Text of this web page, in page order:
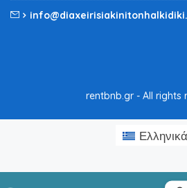
rentbnb.gr - All rights
Ελληνικά